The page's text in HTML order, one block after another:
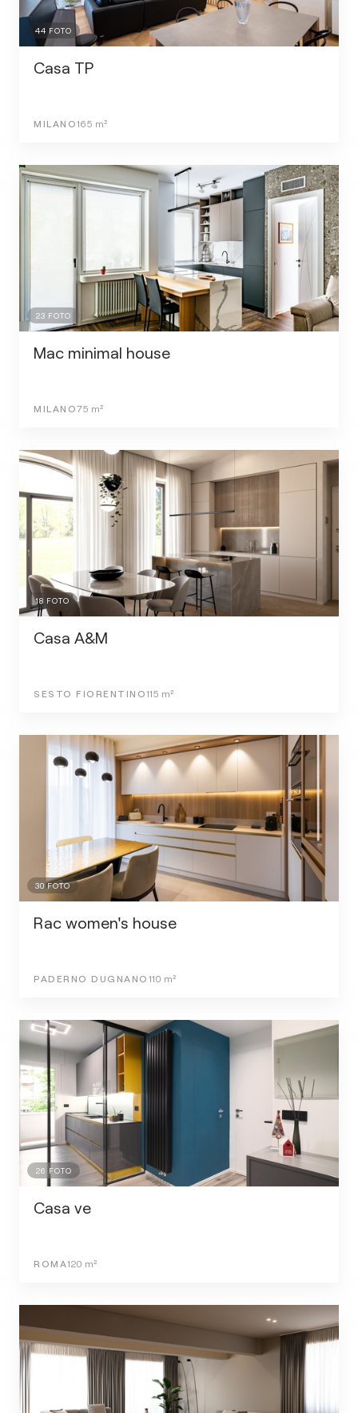
44 FOTO
Casa TP
MILANO165 m²
23 FOTO
Mac minimal house
MILANO75 m²
18 FOTO
Casa A&M
SESTO FIORENTINO115 m²
30FOTO
Rac women's house
PADERNO DUGNANO 110 m²
26 FOTO
Casa ve
ROMA120 m²